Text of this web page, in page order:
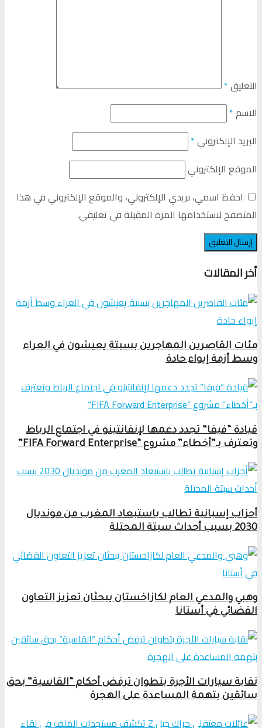
التعليق*
الاسم*
البريد الإلكتروني*
الموقع الإلكتروني
احفظ اسمي، بريدي الإلكتروني، والموقع الإلكتروني في هذا
المتصفح لاستخدامها المرة المقبلة في تعليقي.
أخر المقالات
مئات القاصرين المهاجرين بسبتة يعيشون في العراء
وسط أزمة إيواء حادة
قيادة “فيفا” تجدد دعمها لإنفانتينو في اجتماع الرباط
وتعترف بـ”أخطاء” مشروع “FIFA Forward Enterprise”
أحزاب إسبانية تطالب باستبعاد المغرب من مونديال
2030 بسبب أحداث سبتة المحتلة
وهبي والمدعي العام لكازاخستان يبحثان تعزيز التعاون
القضائي في أستانا
نقابة سيارات الأجرة بتطوان ترفض أحكام “القاسية” بحق
سائقين بتهمة المساعدة على الهجرة